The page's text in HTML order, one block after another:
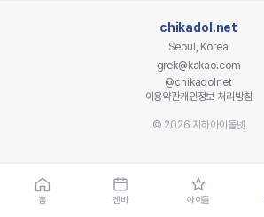
chikadol.net
Seoul, Korea
grek@kakao.com
@chikadolnet
이용약관개인정보 처리방침
© 2026 지하아이돌넷
홈 겐바 아이돌